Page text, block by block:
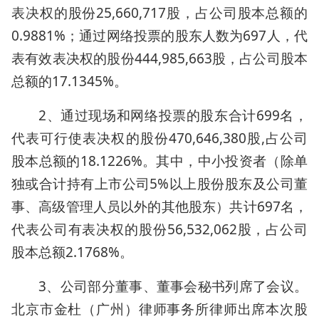
表决权的股份25,660,717股，占公司股本总额的
0.9881%；通过网络投票的股东人数为697人，代
表有效表决权的股份444,985,663股，占公司股本
总额的17.1345%。
2、通过现场和网络投票的股东合计699名，
代表可行使表决权的股份470,646,380股,占公司
股本总额的18.1226%。其中，中小投资者（除单
独或合计持有上市公司5%以上股份股东及公司董
事、高级管理人员以外的其他股东）共计697名，
代表公司有表决权的股份56,532,062股，占公司
股本总额2.1768%。
3、公司部分董事、董事会秘书列席了会议。
北京市金杜（广州）律师事务所律师出席本次股